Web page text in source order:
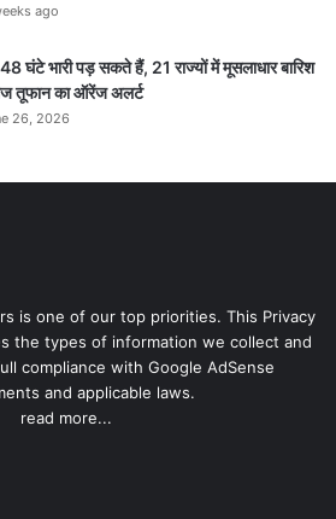
ago
घंटे भारी पड़ सकते हैं, 21 राज्यों में मूसलाधार बारिश
तूफान का ऑरेंज अलर्ट
26, 2026
is one of our top priorities. This Privacy
the types of information we collect and
compliance with Google AdSense
and applicable laws.
read more...